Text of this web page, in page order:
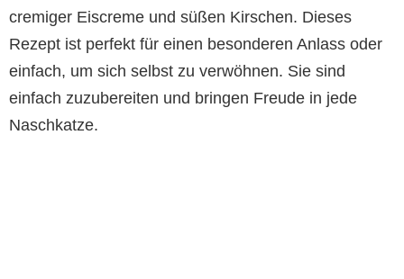
cremiger Eiscreme und süßen Kirschen. Dieses
Rezept ist perfekt für einen besonderen Anlass oder
einfach, um sich selbst zu verwöhnen. Sie sind
einfach zuzubereiten und bringen Freude in jede
Naschkatze.